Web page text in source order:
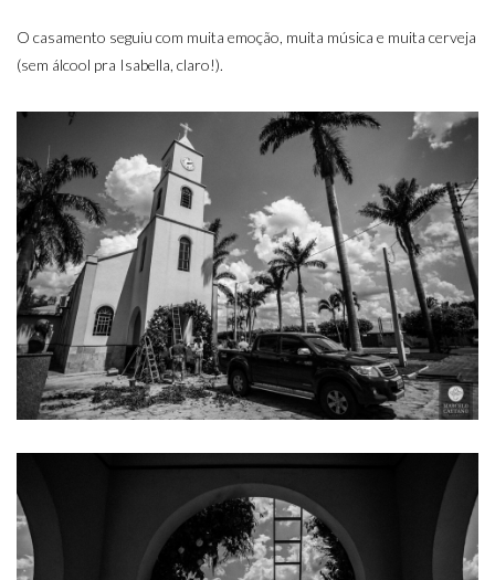
O casamento seguiu com muita emoção, muita música e muita cerveja
(sem álcool pra Isabella, claro!).